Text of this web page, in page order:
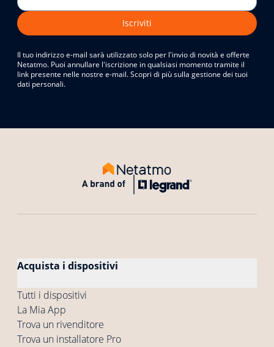
Iscriviti
Il tuo indirizzo e-mail sarà utilizzato solo per l'invio di novità e offerte
Netatmo. Puoi annullare l'iscrizione in qualsiasi momento tramite il
link presente nelle nostre e-mail. Scopri di più sulla gestione dei tuoi
dati personali.
Acquista i dispositivi
Tutti i dispositivi
La Mia App
Trova un rivenditore
Trova un installatore Pro